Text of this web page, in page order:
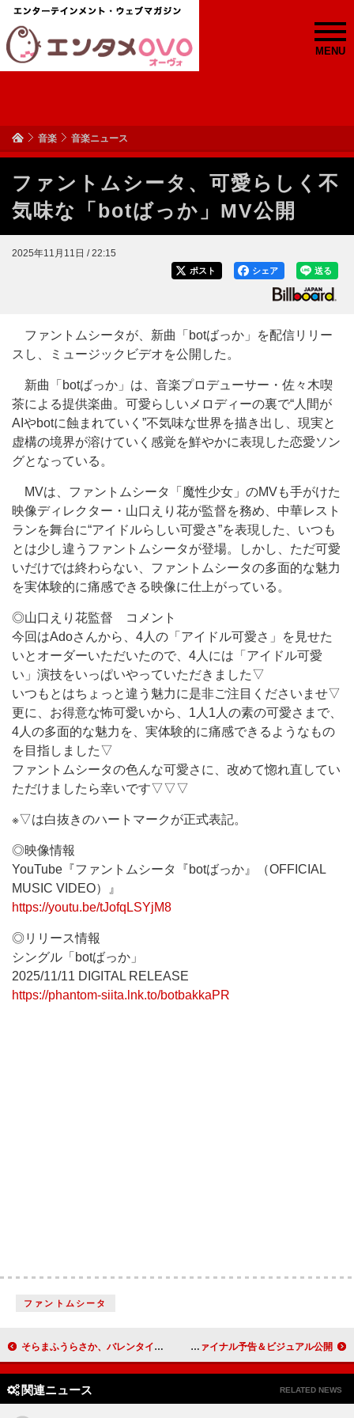
MENU
音楽 音楽ニュース
ファントムシータ、可愛らしく不
気味な「botばっか」MV公開
2025年11月11日 / 22:15
送る
シェア
ポスト
ファントムシータが、新曲「botばっか」を配信リリー
スし、ミュージックビデオを公開した。
新曲「botばっか」は、音楽プロデューサー・佐々木喫
茶による提供楽曲。可愛らしいメロディーの裏で“人間が
AIやbotに蝕まれていく”不気味な世界を描き出し、現実と
虚構の境界が溶けていく感覚を鮮やかに表現した恋愛ソン
グとなっている。
MVは、ファントムシータ「魔性少女」のMVも手がけた
映像ディレクター・山口えり花が監督を務め、中華レスト
ランを舞台に“アイドルらしい可愛さ”を表現した、いつも
とは少し違うファントムシータが登場。しかし、ただ可愛
いだけでは終わらない、ファントムシータの多面的な魅力
を実体験的に痛感できる映像に仕上がっている。
◎山口えり花監督 コメント
今回はAdoさんから、4人の「アイドル可愛さ」を見せた
いとオーダーいただいたので、4人には「アイドル可愛
い」演技をいっぱいやっていただきました▽
いつもとはちょっと違う魅力に是非ご注目くださいませ▽
更に、お得意な怖可愛いから、1人1人の素の可愛さまで、
4人の多面的な魅力を、実体験的に痛感できるようなもの
を目指しました▽
ファントムシータの色んな可愛さに、改めて惚れ直してい
ただけましたら幸いです▽▽▽
※▽は白抜きのハートマークが正式表記。
◎映像情報
YouTube『ファントムシータ『botばっか』（OFFICIAL
MUSIC VIDEO）』
https://youtu.be/tJofqLSYjM8
◎リリース情報
シングル「botばっか」
2025/11/11 DIGITAL RELEASE
https://phantom-siita.lnk.to/botbakkaPR
ファントムシータ
そらまふうらさか、バレンタインライブ【そらまふうらさかから逃げられない！】2DAYS開催 芳根京子×高橋海人が“15年も入れ替わり”、映画『君の顔では泣けない』ファイナル予告＆ビジュアル公開
関連ニュース RELATED NEWS